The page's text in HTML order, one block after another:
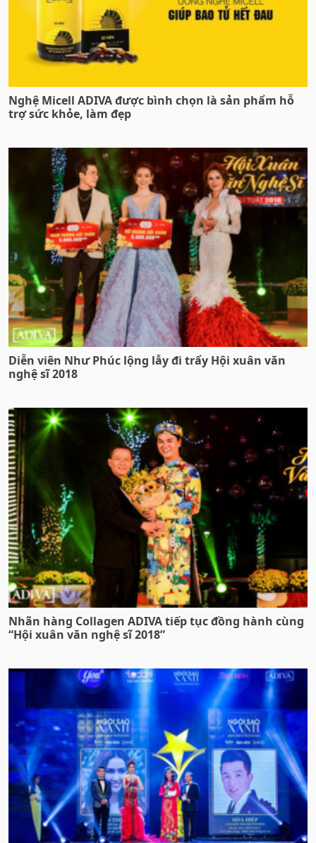
Nghệ Micell ADIVA được bình chọn là sản phẩm hỗ
trợ sức khỏe, làm đẹp
Diễn viên Như Phúc lộng lẫy đi trẩy Hội xuân văn
nghệ sĩ 2018
Nhãn hàng Collagen ADIVA tiếp tục đồng hành cùng
“Hội xuân văn nghệ sĩ 2018”